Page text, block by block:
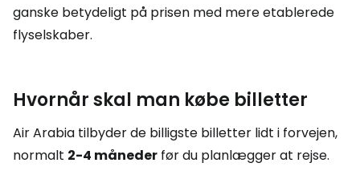
ganske betydeligt på prisen med mere etablerede
flyselskaber.
Hvornår skal man købe billetter
Air Arabia tilbyder de billigste billetter lidt i forvejen,
normalt 2-4 måneder før du planlægger at rejse.